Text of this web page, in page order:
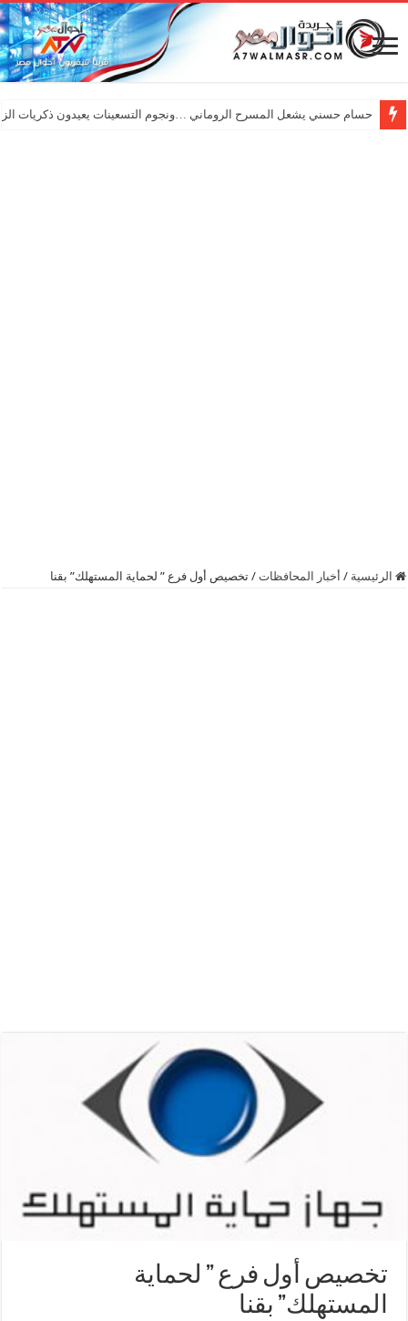
حسام حسني يشعل المسرح الروماني …ونجوم التسعينات يعيدون ذكريات
الرئيسية / أخبار المحافظات / تخصيص أول فرع ” لحماية المستهلك” بقنا
تخصيص أول فرع ” لحماية
المستهلك” بقنا